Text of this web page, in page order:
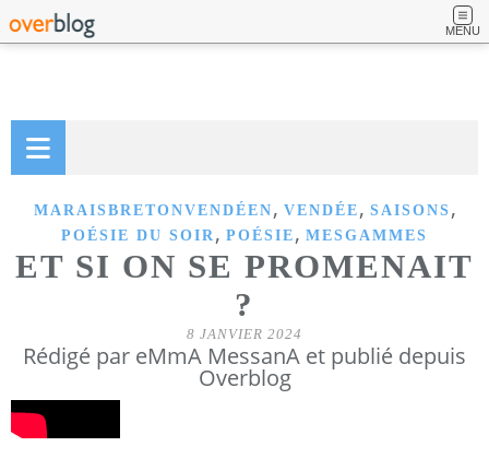
MENU
MARAISBRETONVENDÉEN , VENDÉE , SAISONS ,
POÉSIE DU SOIR , POÉSIE , MESGAMMES
ET SI ON SE PROMENAIT
?
8 JANVIER 2024
Rédigé par eMmA MessanA et publié depuis
Overblog